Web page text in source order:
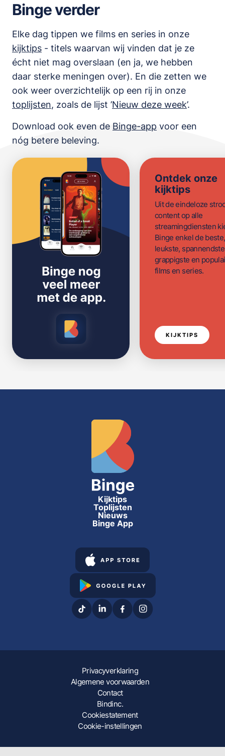
Binge verder
Elke dag tippen we films en series in onze
kijktips - titels waarvan wij vinden dat je ze
écht niet mag overslaan (en ja, we hebben
daar sterke meningen over). En die zetten we
ook weer overzichtelijk op een rij in onze
toplijsten, zoals de lijst ’Nieuw deze week’.
Download ook even de Binge-app voor een
nóg betere beleving.
Ontdek onze
kijktips
Uit de eindeloze
content op alle
streamingdiensten
Binge enkel de beste,
leukste,
grappigste en
films en series.
KIJKTIPS
Kijktips
Toplijsten
Nieuws
Binge App
Privacyverklaring
Algemene voorwaarden
Contact
Bindinc.
Cookiestatement
Cookie-instellingen